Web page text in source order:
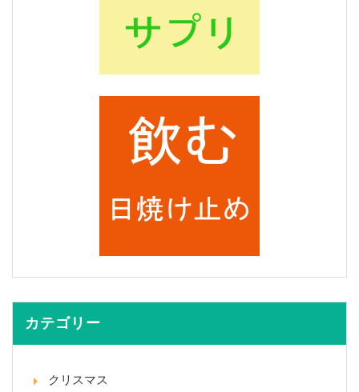
カテゴリー
クリスマス